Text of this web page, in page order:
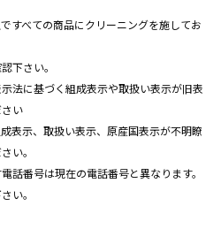
すべての商品にクリーニングを施してお
下さい。
法に基づく組成表示や取扱い表示が旧表
い
表示、取扱い表示、原産国表示が不明瞭
い。
話番号は現在の電話番号と異なります。
い。